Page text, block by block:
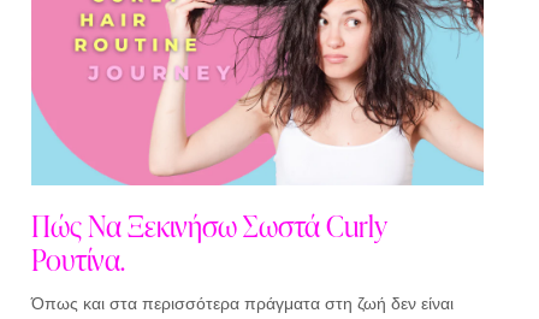
Πώς Να Ξεκινήσω Σωστά Curly
Ρουτίνα.
Όπως και στα περισσότερα πράγματα στη ζωή δεν είναι